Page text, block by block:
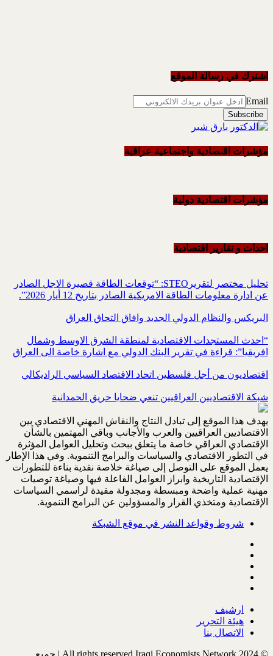
اشترك في رسالة الموقع
Email
مؤشرات اقتصادية واجتماعية عراقية
مؤشرات اقتصادية دولية
احداث و تقاریر اقتصادیة
تحليل مختصر لتقريرSTEO‏: “توقعات الطاقة قصيرة الاجل الصادر
عن ادارة معلومات الطاقة الامريكية ‏الصادر بتاريخ 12 أيار 2026”.‏
البريكس والنظام الدولي الجديد وافاق التحاق العراق
“احدث المستجدات الاقتصادية لمنطقة الشرق الاوسط وشمال
افريقيا”: قراءة في تقرير البنك الدولي مع اشارة خاصة الى العراق
اقتصاديون من أجل فلسطين اتحاد الاقتصاد السياسي الراديكالي
شبكة الاقتصاديين العراقيين تنعي ضحايا حريق الحمدانية
يهدف هذا الموقع إلى تبادل النتاج والنقاش المهني الاقتصادي بين
الاقتصاديين العراقيين والعرب والأجانب وباقي المهتمين بالشأن
الإقتصادي العراقي خاصة ما يتعلق ببحث وتحليل العوامل المؤثرة
في التطور الاقتصادي والسياسات والبرامج التنموية. وفي هذا الإطار
يعمل الموقع على التوصل إلى صياغة خلاصة نقدية بناءة للتطورات
الإقتصادية التاريخية وابراز العوامل الفاعلة فيها وصياغة توصيات
مهنية عملية واضحة ومبسطة ومجدولة مفيدة لراسمي السياسات
الإقتصادية ومتخذي القرار والمسؤولين عن البرامج التنموية.
شروط وقواعد النشر في موقع الشبكة
ارشيف
هيئة التحرير
الاتصال بنا